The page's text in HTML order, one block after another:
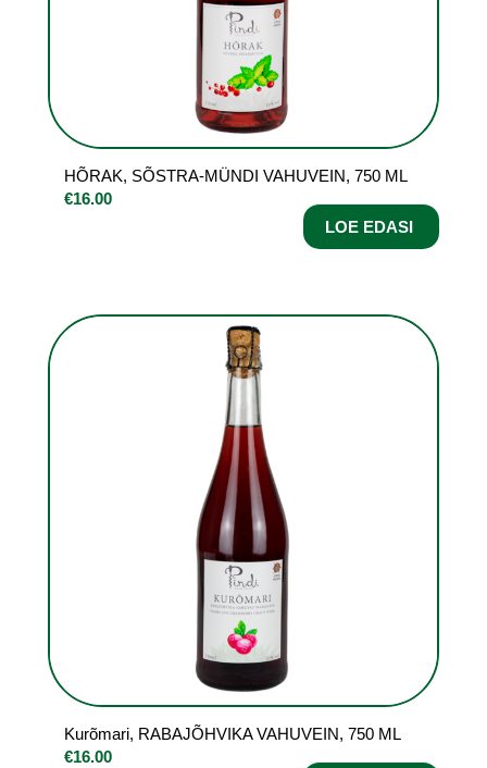
HÕRAK, SÕSTRA-MÜNDI VAHUVEIN, 750 ML
€16.00
LOE EDASI
Kurõmari, RABAJÕHVIKA VAHUVEIN, 750 ML
€16.00